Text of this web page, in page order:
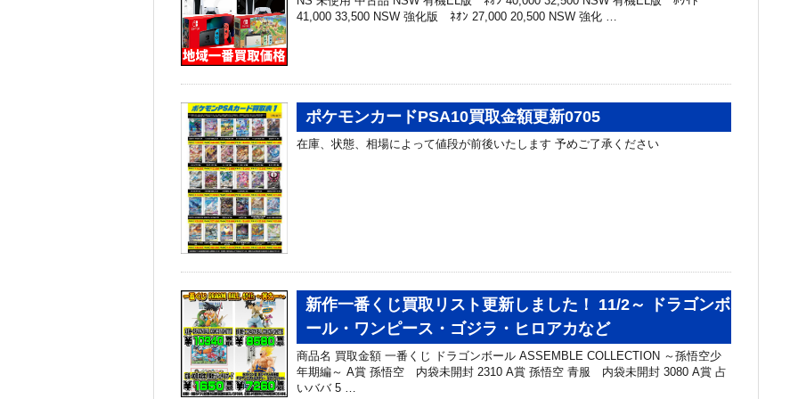
41,000 33,500 NSW 強化版 ﾈｵﾝ 27,000 20,500 NSW 強化 …
ポケモンカードPSA10買取金額更新0705
在庫、状態、相場によって値段が前後いたします 予めご了承ください
新作一番くじ買取リスト更新しました！ 11/2～ ドラゴンボ
ール・ワンピース・ゴジラ・ヒロアカなど
商品名 買取金額 一番くじ ドラゴンボール ASSEMBLE COLLECTION ～孫悟空少
年期編～ A賞 孫悟空 内袋未開封 2310 A賞 孫悟空 青服 内袋未開封 3080 A賞 占
いババ 5 …